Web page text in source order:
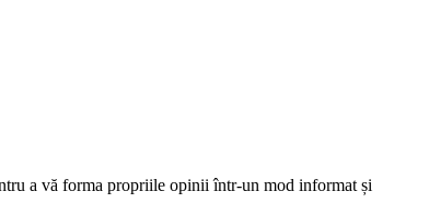
a vă forma propriile opinii într-un mod informat și